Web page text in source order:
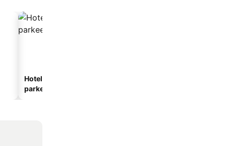
Hotels met
parkeergelegenheid